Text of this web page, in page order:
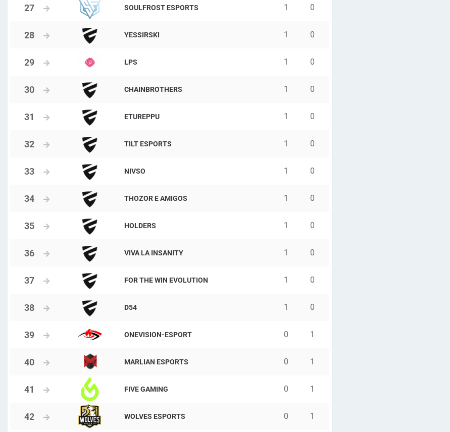
SOULFROST ESPORTS 1 0
YESSIRSKI 1 0
LPS 1 0
CHAINBROTHERS 1 0
ETUREPPU 1 0
TILT ESPORTS 1 0
NIVSO 1 0
THOZOR E AMIGOS 1 0
HOLDERS 1 0
VIVA LA INSANITY 1 0
FOR THE WIN EVOLUTION 1 0
D54 1 0
ONEVISION-ESPORT 0 1
MARLIAN ESPORTS 0 1
FIVE GAMING 0 1
WOLVES ESPORTS 0 1